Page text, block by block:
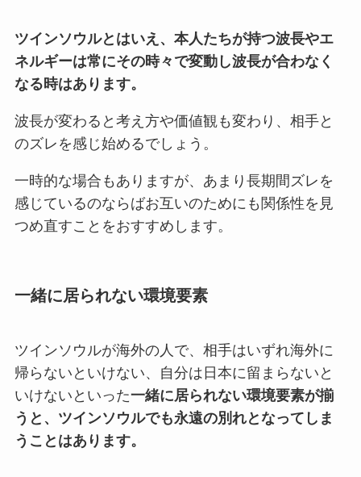
ツインソウルとはいえ、本人たちが持つ波長やエ
ネルギーは常にその時々で変動し波長が合わなく
なる時はあります。
波長が変わると考え方や価値観も変わり、相手と
のズレを感じ始めるでしょう。
一時的な場合もありますが、あまり長期間ズレを
感じているのならばお互いのためにも関係性を見
つめ直すことをおすすめします。
一緒に居られない環境要素
ツインソウルが海外の人で、相手はいずれ海外に
帰らないといけない、自分は日本に留まらないと
いけないといった一緒に居られない環境要素が揃
うと、ツインソウルでも永遠の別れとなってしま
うことはあります。